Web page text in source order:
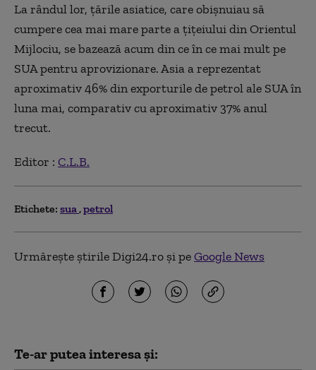
La rândul lor, ţările asiatice, care obişnuiau să
cumpere cea mai mare parte a ţiţeiului din Orientul
Mijlociu, se bazează acum din ce în ce mai mult pe
SUA pentru aprovizionare. Asia a reprezentat
aproximativ 46% din exporturile de petrol ale SUA în
luna mai, comparativ cu aproximativ 37% anul
trecut.
Editor : C.L.B.
Etichete: sua petrol
Urmărește știrile Digi24.ro și peGoogle News
Te-ar putea interesa și: